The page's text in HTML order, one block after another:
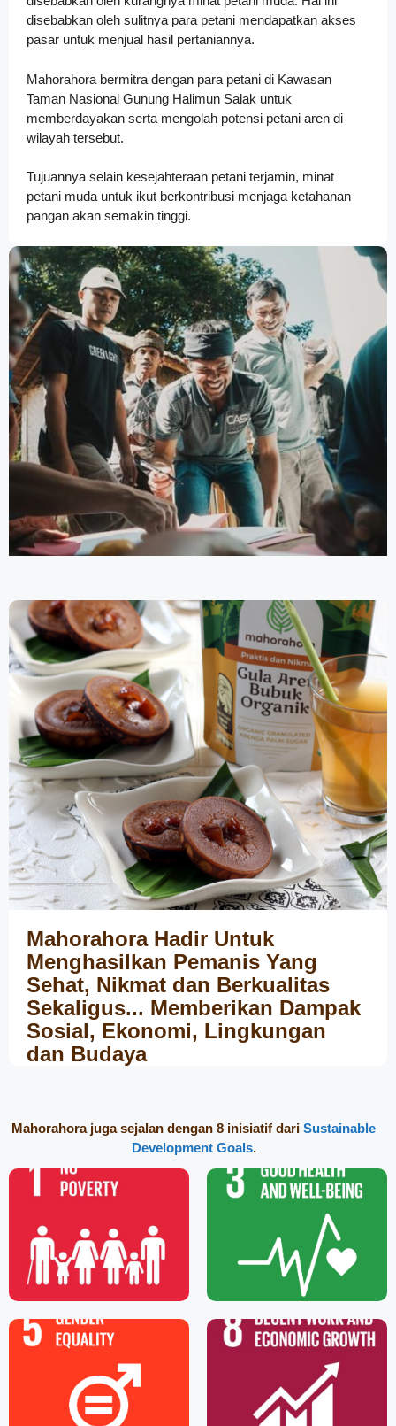
disebabkan oleh sulitnya para petani mendapatkan akses
pasar untuk menjual hasil pertaniannya.
Mahorahora bermitra dengan para petani di Kawasan
Taman Nasional Gunung Halimun Salak untuk
memberdayakan serta mengolah potensi petani aren di
wilayah tersebut.
Tujuannya selain kesejahteraan petani terjamin, minat
petani muda untuk ikut berkontribusi menjaga ketahanan
pangan akan semakin tinggi.
Mahorahora Hadir Untuk
Menghasilkan Pemanis Yang
Sehat, Nikmat dan Berkualitas
Sekaligus... Memberikan Dampak
Sosial, Ekonomi, Lingkungan
dan Budaya
Mahorahora juga sejalan dengan 8 inisiatif dari Sustainable
Development Goals.